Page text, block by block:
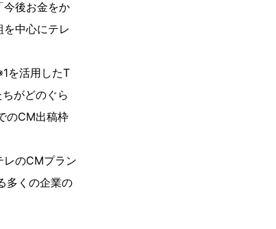
今後お金をか
中心にテレ
を活用したT
がどのぐら
のCM出稿枠
レのCMプラン
多くの企業の